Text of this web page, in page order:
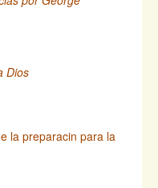
Dios
la preparacin para la